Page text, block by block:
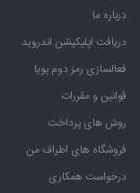
درباره ما
دریافت اپلیکیشن اندروید
فعالسازی رمز دوم پویا
قوانین و مقررات
روش های پرداخت
فروشگاه های اطراف من
درخواست همکاری